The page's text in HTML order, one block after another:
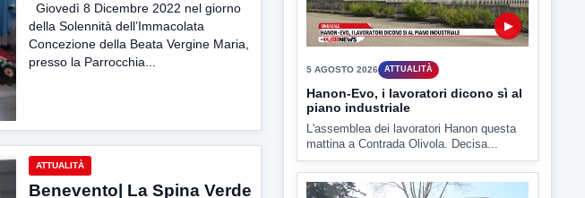
Giovedì 8 Dicembre 2022 nel giorno
della Solennità dell’Immacolata
Concezione della Beata Vergine Maria,
presso la Parrocchia...
ATTUALITÀ
Benevento| La Spina Verde
5 AGOSTO 2026 ATTUALITÀ
Hanon-Evo, i lavoratori dicono sì al
piano industriale
L'assemblea dei lavoratori Hanon questa
mattina a Contrada Olivola. Decisa...